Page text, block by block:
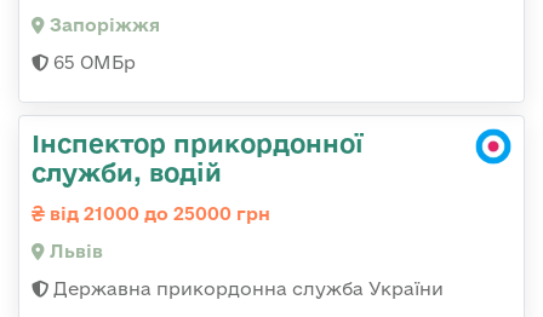
Запоріжжя
65 ОМБр
Інспектор прикордонної
служби, водій
від 21000 до 25000 грн
Львів
Державна прикордонна служба України